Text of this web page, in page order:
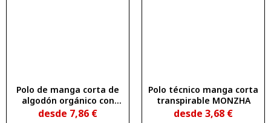
Polo de manga corta de
algodón orgánico con
certificado OCS entallado
desde 7,86 €
Polo técnico manga corta
transpirable MONZHA
desde 3,68 €